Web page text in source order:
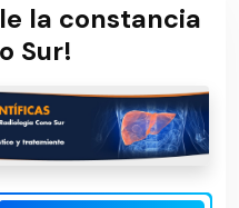
la constancia
Sur!